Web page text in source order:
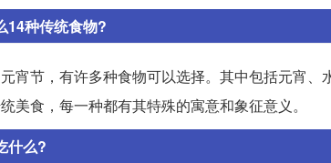
14种传统食物?
宵节，有许多种食物可以选择。其中包括元宵
美食，每一种都有其特殊的寓意和象征意义。
什么?